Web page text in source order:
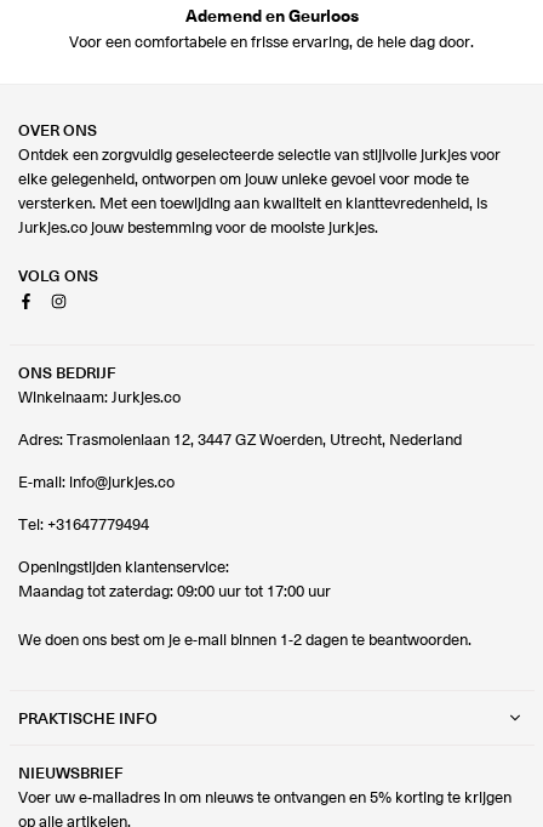
Ademend en Geurloos
Voor een comfortabele en frisse ervaring, de hele dag door.
OVER ONS
Ontdek een zorgvuldig geselecteerde selectie van stijlvolle jurkjes voor
elke gelegenheid, ontworpen om jouw unieke gevoel voor mode te
versterken. Met een toewijding aan kwaliteit en klanttevredenheid, is
Jurkjes.co jouw bestemming voor de mooiste jurkjes.
VOLG ONS
FacebookInstagram
ONS BEDRIJF
Winkelnaam: Jurkjes.co
Adres: Trasmolenlaan 12, 3447 GZ Woerden, Utrecht, Nederland
E-mail: info@jurkjes.co
Tel: +31647779494
Openingstijden klantenservice:
Maandag tot zaterdag: 09:00 uur tot 17:00 uur
We doen ons best om je e-mail binnen 1-2 dagen te beantwoorden.
PRAKTISCHE INFO
NIEUWSBRIEF
Voer uw e-mailadres in om nieuws te ontvangen en 5% korting te krijgen
op alle artikelen.